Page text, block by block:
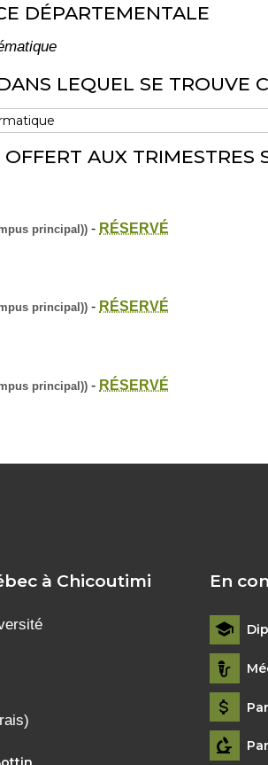
DÉPARTEMENTALE
LEQUEL SE TROUVE
OFFERT AUX TRIMESTRES
principal)) - RÉSERVÉ
principal)) - RÉSERVÉ
principal)) - RÉSERVÉ
à Chicoutimi En